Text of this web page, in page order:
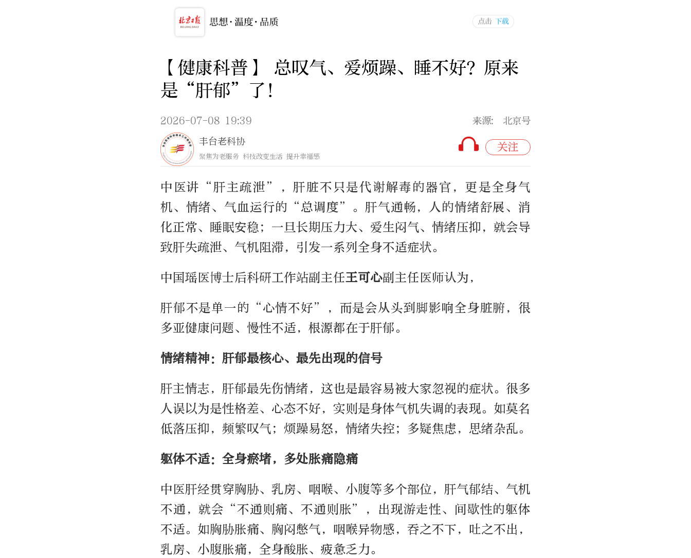
【健康科普】 总叹气、爱烦躁、睡不好？原来
是“肝郁”了！
2026-07-08 19:39
来源: 北京号
丰台老科协
聚焦为老服务 科技改变生活 提升幸福感
关注
中医讲“肝主疏泄”，肝脏不只是代谢解毒的器官，更是全身气
机、情绪、气血运行的“总调度”。肝气通畅，人的情绪舒展、消
化正常、睡眠安稳；一旦长期压力大、爱生闷气、情绪压抑，就会导
致肝失疏泄、气机阻滞，引发一系列全身不适症状。
中国瑶医博士后科研工作站副主任王可心副主任医师认为，
肝郁不是单一的“心情不好”，而是会从头到脚影响全身脏腑，很
多亚健康问题、慢性不适，根源都在于肝郁。
情绪精神：肝郁最核心、最先出现的信号
肝主情志，肝郁最先伤情绪，这也是最容易被大家忽视的症状。很多
人误以为是性格差、心态不好，实则是身体气机失调的表现。如莫名
低落压抑，频繁叹气；烦躁易怒，情绪失控；多疑焦虑，思绪杂乱。
躯体不适：全身瘀堵，多处胀痛隐痛
中医肝经贯穿胸胁、乳房、咽喉、小腹等多个部位，肝气郁结、气机
不通，就会“不通则痛、不通则胀”，出现游走性、间歇性的躯体
不适。如胸胁胀痛、胸闷憋气，咽喉异物感，吞之不下，吐之不出，
乳房、小腹胀痛，全身酸胀、疲惫乏力。